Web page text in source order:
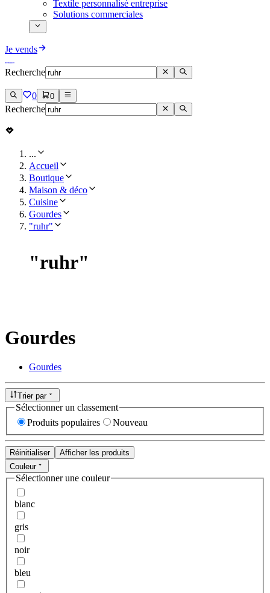
Textile personnalisé entreprise
Solutions commerciales
Je vends
Recherche
0 0
Recherche
...
Accueil
Boutique
Maison & déco
Cuisine
Gourdes
"ruhr"
"ruhr"
Gourdes
Gourdes
Trier par
Sélectionner un classement
Produits populaires
Nouveau
Réinitialiser
Afficher les produits
Couleur
Sélectionner une couleur
blanc
gris
noir
bleu